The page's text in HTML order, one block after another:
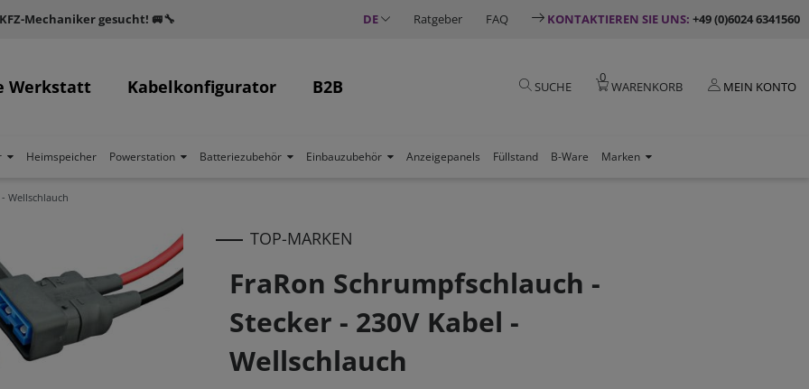
Mechaniker gesucht! 🚐🔧 DE Ratgeber FAQ KONTAKTIEREN SIE UNS: +49 (0)6024 6341560
Werkstatt Kabelkonfigurator B2B SUCHE
0
WARENKORB MEIN KONTO
Heimspeicher Powerstation Batteriezubehör Einbauzubehör Anzeigepanels Füllstand B-Ware Marken
Wellschlauch
TOP-MARKEN
FraRon Schrumpfschlauch -
Stecker - 230V Kabel -
Wellschlauch